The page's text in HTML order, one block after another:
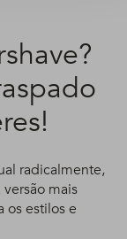
radicalmente,
versão mais
os estilos e